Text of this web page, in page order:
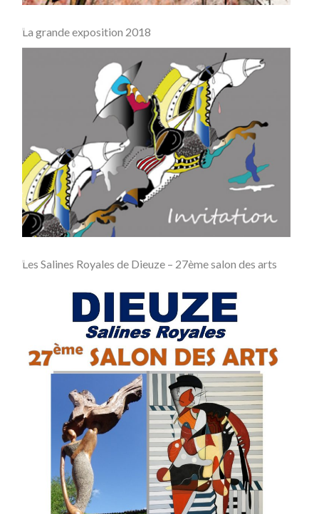
La grande exposition 2018
Les Salines Royales de Dieuze – 27ème salon des arts